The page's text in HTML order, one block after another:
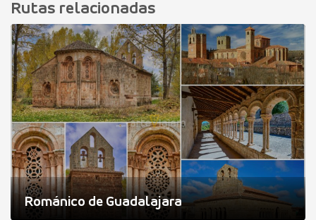
Rutas relacionadas
Románico de Guadalajara